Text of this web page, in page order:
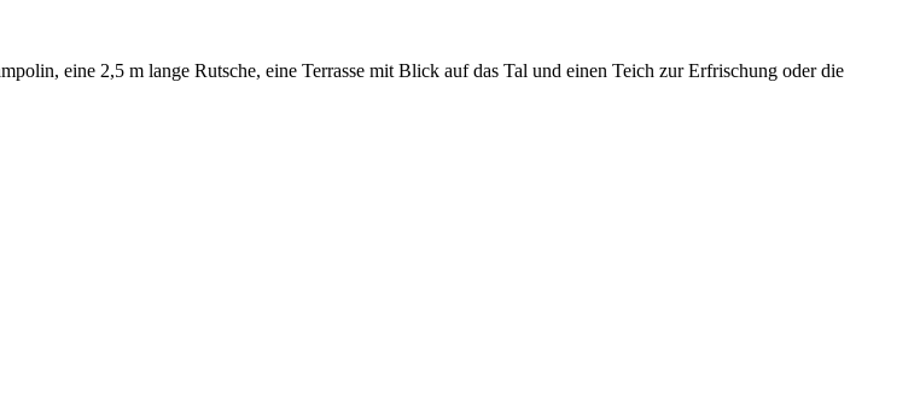
eine 2,5 m lange Rutsche, eine Terrasse mit Blick auf das Tal und einen Teich zur Erfrischung oder die